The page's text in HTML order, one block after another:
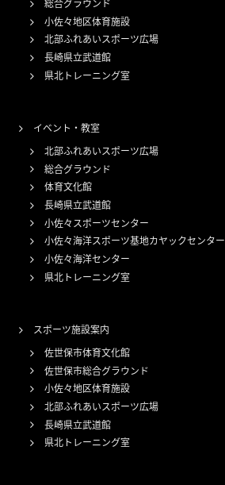
総合グラウンド
小佐々地区体育施設
北部ふれあいスポーツ広場
長崎県立武道館
県北トレーニング室
イベント・教室
北部ふれあいスポーツ広場
総合グラウンド
体育文化館
長崎県立武道館
小佐々スポーツセンター
小佐々海洋スポーツ基地カヤックセンター
小佐々海洋センター
県北トレーニング室
スポーツ施設案内
佐世保市体育文化館
佐世保市総合グラウンド
小佐々地区体育施設
北部ふれあいスポーツ広場
長崎県立武道館
県北トレーニング室